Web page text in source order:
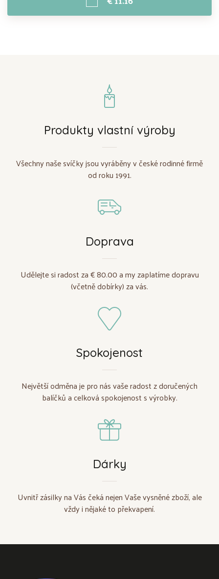
Produkty vlastní výroby
Všechny naše svíčky jsou vyráběny v české rodinné firmě
od roku 1991.
Doprava
Udělejte si radost za € 80.00 a my zaplatíme dopravu
(včetně dobírky) za vás.
Spokojenost
Největší odměna je pro nás vaše radost z doručených
balíčků a celková spokojenost s výrobky.
Dárky
Uvnitř zásilky na Vás čeká nejen Vaše vysněné zboží, ale
vždy i nějaké to překvapení.